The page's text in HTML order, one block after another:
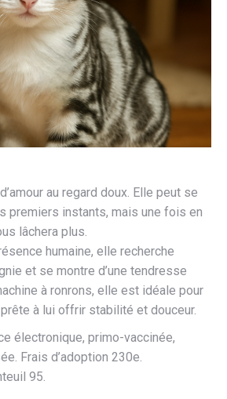
au regard doux. Elle peut se
premiers instants, mais une fois en
lâchera plus.
humaine, elle recherche
et se montre d’une tendresse
à ronrons, elle est idéale pour
à lui offrir stabilité et douceur.
électronique, primo-vaccinée,
Frais d’adoption 230e.
95.